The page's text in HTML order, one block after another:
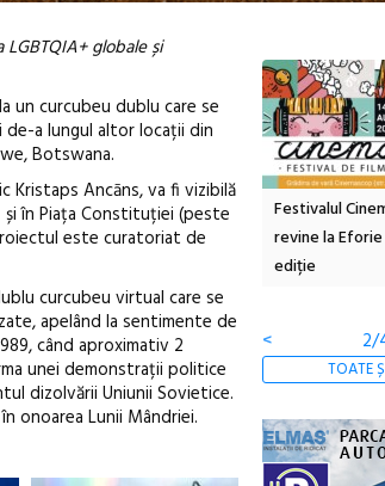
globale și
un curcubeu dublu care se
de-a lungul altor locații din
Botswana.
Kristaps Ancāns, va fi vizibilă
și în Piața Constituției (peste
este curatoriat de
curcubeu virtual care se
apelând la sentimente de
când aproximativ 2
unei demonstrații politice
dizolvării Uniunii Sovietice.
onoarea Lunii Mândriei.
Festivalul Cinemascop
revine la Eforie Sud cu a IX-a
Sleeping
dulceață de
borcan, o
<
3/
TOATE